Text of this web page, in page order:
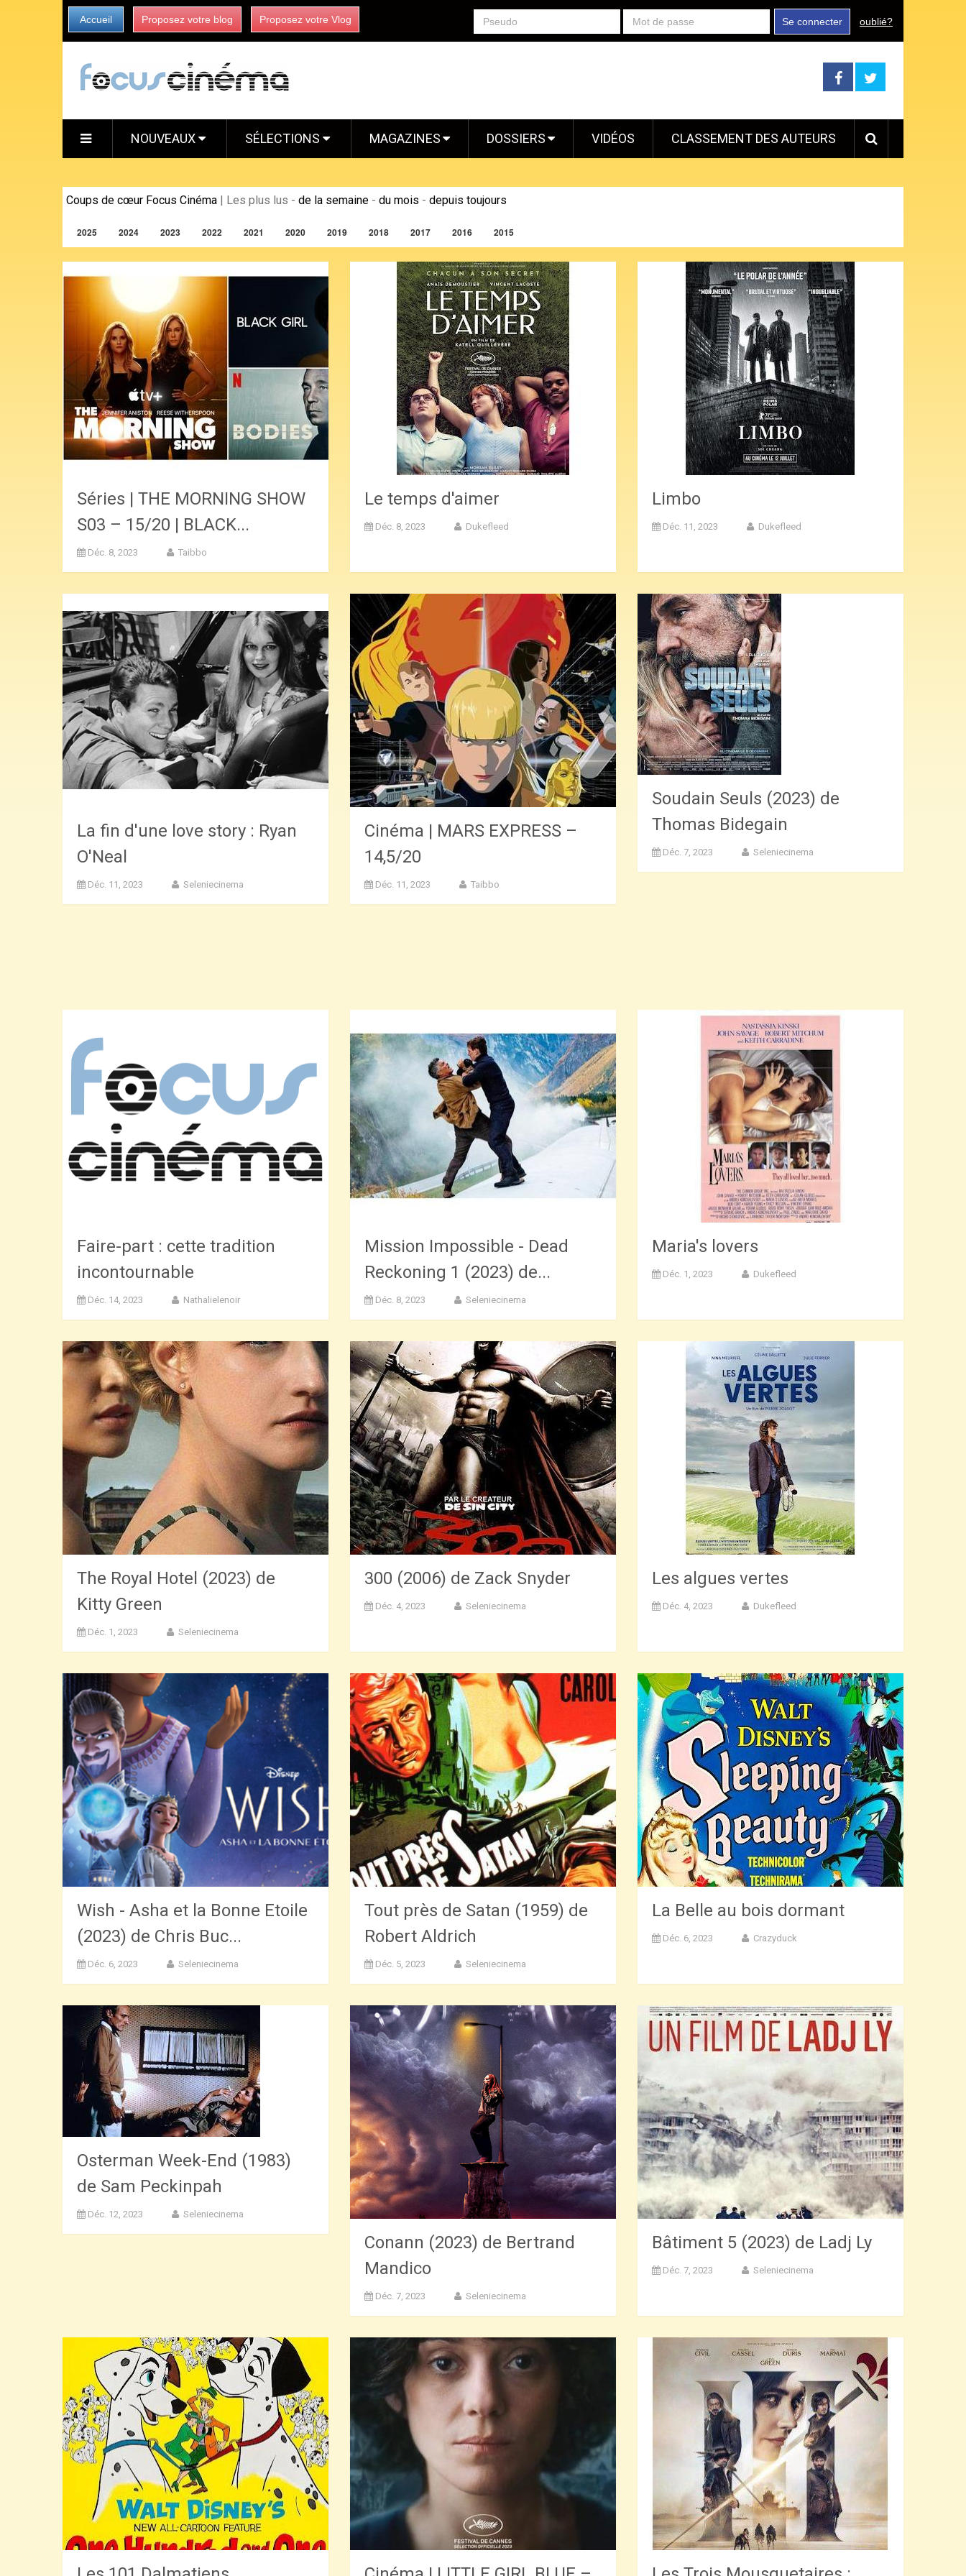
Accueil Proposez votre blog Proposez votre Vlog Se connecter oublié?
NOUVEAUX SÉLECTIONS MAGAZINES DOSSIERS VIDÉOS CLASSEMENT DES AUTEURS
Coups de cœur Focus Cinéma | Les plus lus - de la semaine - du mois - depuis toujours
2025 2024 2023 2022 2021 2020 2019 2018 2017 2016 2015
Séries | THE MORNING SHOW
S03 – 15/20 | BLACK...
Déc. 8, 2023 Taibbo
Le temps d'aimer
Déc. 8, 2023 Dukefleed
Limbo
Déc. 11, 2023 Dukefleed
La fin d'une love story : Ryan
O'Neal
Déc. 11, 2023 Seleniecinema
Cinéma | MARS EXPRESS –
14,5/20
Déc. 11, 2023 Taibbo
Soudain Seuls (2023) de
Thomas Bidegain
Déc. 7, 2023 Seleniecinema
Faire-part : cette tradition
incontournable
Déc. 14, 2023 Nathalielenoir
Mission Impossible - Dead
Reckoning 1 (2023) de...
Déc. 8, 2023 Seleniecinema
Maria's lovers
Déc. 1, 2023 Dukefleed
The Royal Hotel (2023) de
Kitty Green
Déc. 1, 2023 Seleniecinema
300 (2006) de Zack Snyder
Déc. 4, 2023 Seleniecinema
Les algues vertes
Déc. 4, 2023 Dukefleed
Wish - Asha et la Bonne Etoile
(2023) de Chris Buc...
Déc. 6, 2023 Seleniecinema
Tout près de Satan (1959) de
Robert Aldrich
Déc. 5, 2023 Seleniecinema
La Belle au bois dormant
Déc. 6, 2023 Crazyduck
Osterman Week-End (1983)
de Sam Peckinpah
Déc. 12, 2023 Seleniecinema
Conann (2023) de Bertrand
Mandico
Déc. 7, 2023 Seleniecinema
Bâtiment 5 (2023) de Ladj Ly
Déc. 7, 2023 Seleniecinema